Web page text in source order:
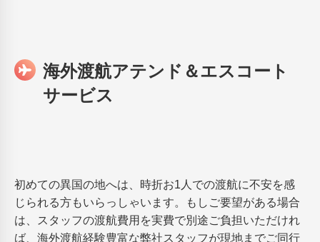
海外渡航アテンド＆エスコート
サービス
初めての異国の地へは、時折お1人での渡航に不安を感
じられる方もいらっしゃいます。もしご要望がある場合
は、スタッフの渡航費用を実費で別途ご負担いただけれ
ば、海外渡航経験豊富な弊社スタッフが現地までご同行